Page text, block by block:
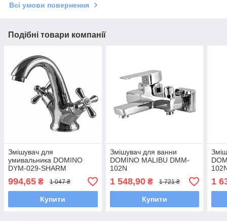
Всі умови повернення
Подібні товари компанії
Змішувач для
умивальника DOMINO
DYM-029-SHARM
994,65 ₴ 1 047 ₴
Купити
Змішувач для ванни
DOMINO MALIBU DMM-
102N
1 548,90₴ 1 721 ₴
Купити
1